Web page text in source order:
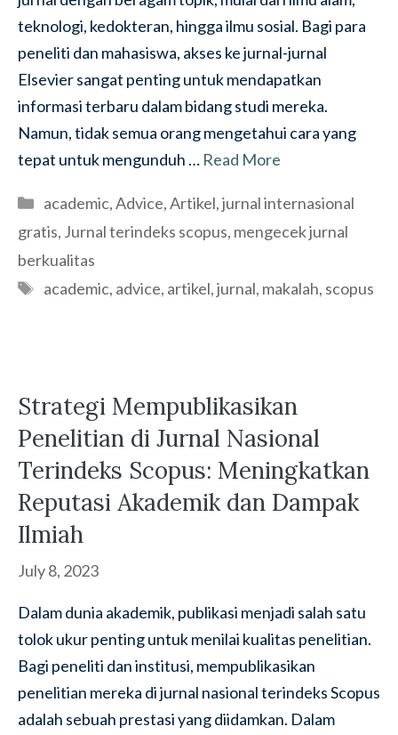
teknologi, kedokteran, hingga ilmu sosial. Bagi para
peneliti dan mahasiswa, akses ke jurnal-jurnal
Elsevier sangat penting untuk mendapatkan
informasi terbaru dalam bidang studi mereka.
Namun, tidak semua orang mengetahui cara yang
tepat untuk mengunduh … Read More
Categories
academic,Advice,Artikel,jurnal internasional
gratis, Jurnal terindeks scopus, mengecek jurnal
berkualitas
Tags
academic, advice, artikel,jurnal, makalah, scopus
Strategi Mempublikasikan
Penelitian di Jurnal Nasional
Terindeks Scopus: Meningkatkan
Reputasi Akademik dan Dampak
Ilmiah
July 8, 2023
Dalam dunia akademik, publikasi menjadi salah satu
tolok ukur penting untuk menilai kualitas penelitian.
Bagi peneliti dan institusi, mempublikasikan
penelitian mereka di jurnal nasional terindeks Scopus
adalah sebuah prestasi yang diidamkan. Dalam